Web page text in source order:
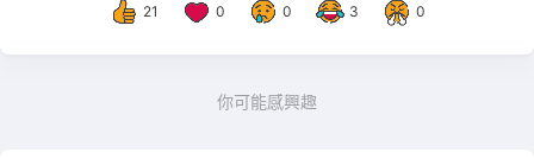
21 0 0 3 0
你可能感興趣